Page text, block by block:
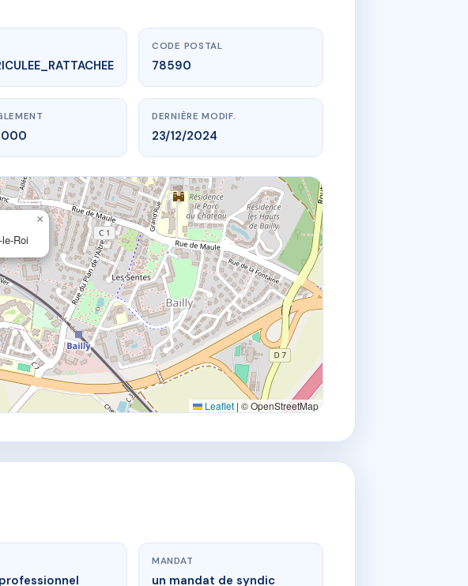
CODE POSTAL
78590
DERNIÈRE MODIF.
23/12/2024
Roi
×
Leaflet | © OpenStreetMap
MANDAT
un mandat de syndic